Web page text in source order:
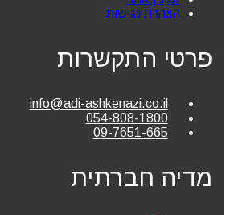
הצהרת נגישות
פרטי התקשרות
info@adi-ashkenazi.co.il
054-808-1800
09-7651-665
מדיה חברתית